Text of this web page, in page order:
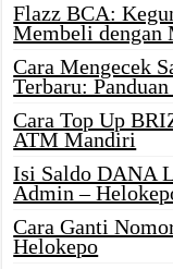
Flazz BCA:
Membeli dengan
Cara Mengecek
Terbaru:
Cara Top Up
ATM Mandiri
Isi Saldo DANA
Admin –
Cara Ganti
Helokepo